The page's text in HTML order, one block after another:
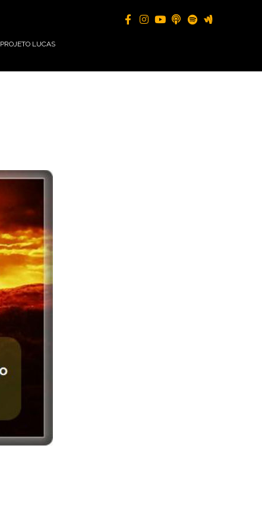
PROJETO LUCAS